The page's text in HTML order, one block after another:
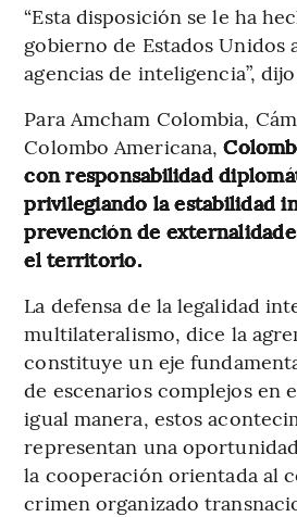
“Esta disposición se le ha
gobierno de Estados Unidos
agencias de inteligencia”,
Para Amcham Colombia,
Colombo Americana,
con responsabilidad
privilegiando la estabilidad
prevención de
el territorio.
La defensa de la legalidad
multilateralismo, dice la
constituye un eje
de escenarios complejos en
igual manera, estos
representan una
la cooperación orientada al
crimen organizado